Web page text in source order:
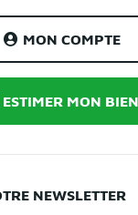
MON COMPTE
ESTIMER MON BIEN
NEWSLETTER